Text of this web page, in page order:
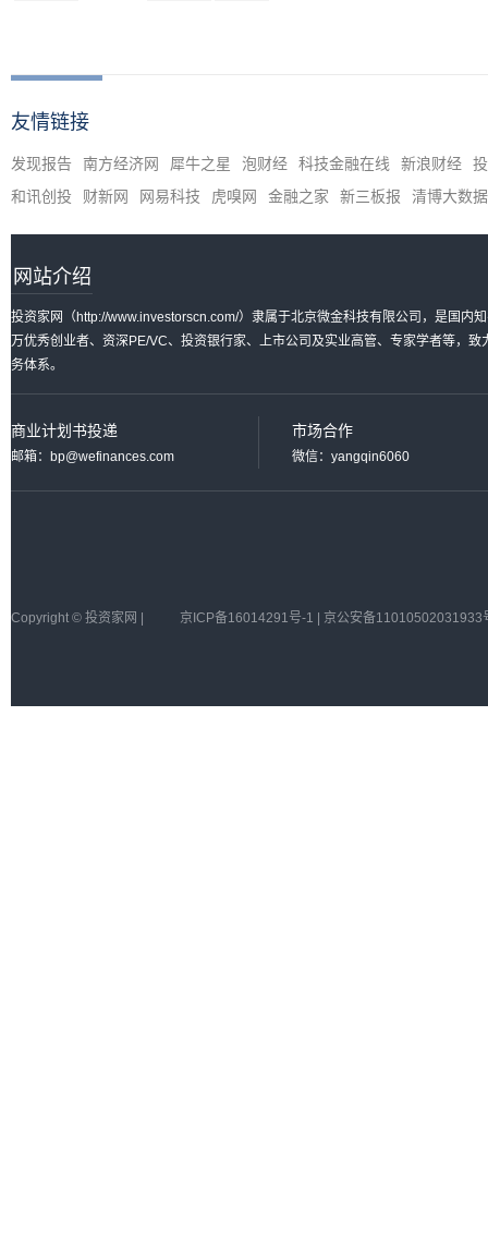
友情链接
发现报告 南方经济网 犀牛之星 泡财经 科技金融在线 新浪财经
和讯创投
财新网 网易科技 虎嗅网 金融之家 新三板报 清博大数据
网站介绍
投资家网（http://www.investorscn.com/）隶属于北京微金科技有限公司，是国内
万优秀创业者、资深PE/VC、投资银行家、上市公司及实业高管、专家学者等，
务体系。
商业计划书投递
邮箱：bp@wefinances.com
市场合作
微信：yangqin6060
Copyright © 投资家网 | 京ICP备16014291号-1 | 京公安备11010502031933